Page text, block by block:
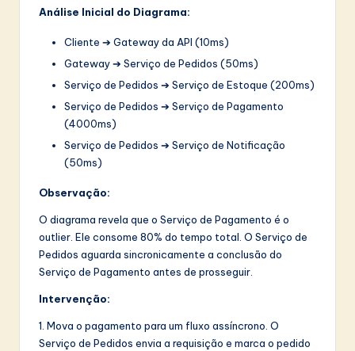
Análise Inicial do Diagrama:
Cliente ➔ Gateway da API (10ms)
Gateway ➔ Serviço de Pedidos (50ms)
Serviço de Pedidos ➔ Serviço de Estoque (200ms)
Serviço de Pedidos ➔ Serviço de Pagamento
(4000ms)
Serviço de Pedidos ➔ Serviço de Notificação
(50ms)
Observação:
O diagrama revela que o Serviço de Pagamento é o
outlier. Ele consome 80% do tempo total. O Serviço de
Pedidos aguarda sincronicamente a conclusão do
Serviço de Pagamento antes de prosseguir.
Intervenção:
1. Mova o pagamento para um fluxo assíncrono. O
Serviço de Pedidos envia a requisição e marca o pedido